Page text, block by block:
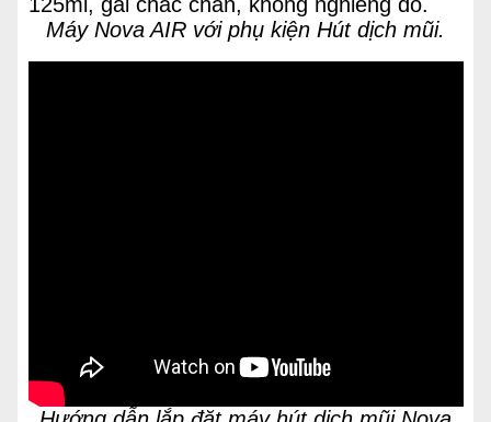
Máy Nova AIR với phụ kiện Hút dịch mũi.